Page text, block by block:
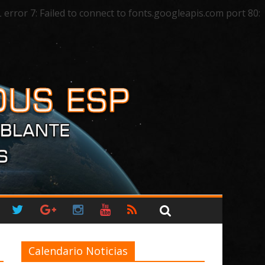
7: Failed to connect to fonts.googleapis.com port 80:
Calendario Noticias